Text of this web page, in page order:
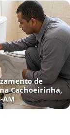
de
Cachoeirinha,